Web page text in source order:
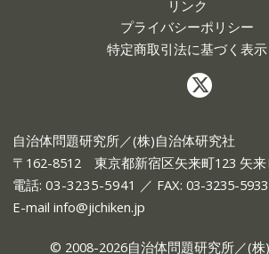
リンク
プライバシーポリシー
特定商取引法に基づく表示
自治体問題研究所／(株)自治体研究社
〒162-8512 東京都新宿区矢来町123 矢来
電話: 03-3235-5941 ／ FAX: 03-3235-
E-mail info@jichiken.jp
© 2008-2026自治体問題研究所／(株